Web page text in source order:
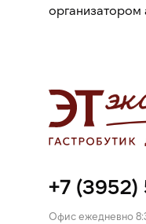
организатором
+7
Офис ежедневно